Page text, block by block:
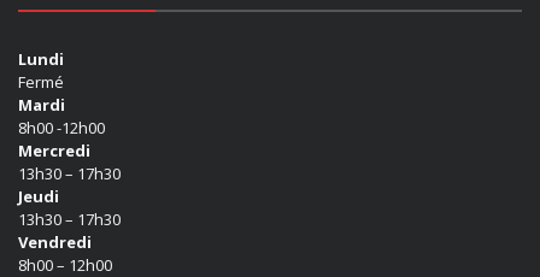
Lundi
Fermé
Mardi
8h00 -12h00
Mercredi
13h30 – 17h30
Jeudi
13h30 – 17h30
Vendredi
8h00 – 12h00